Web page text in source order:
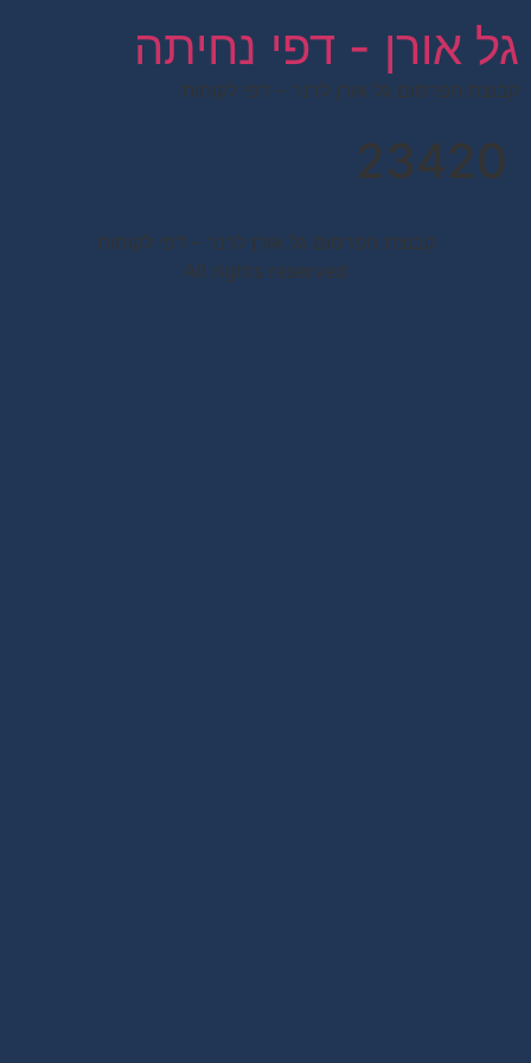
גל אורן - דפי נחיתה
קבוצת הפרסום גל אורן לרנר – דפי לקוחות
23420
קבוצת הפרסום גל אורן לרנר – דפי לקוחות
All rights reserved